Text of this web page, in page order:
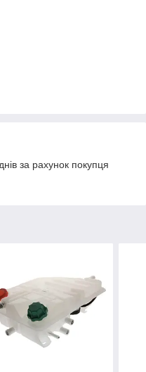
за рахунок покупця